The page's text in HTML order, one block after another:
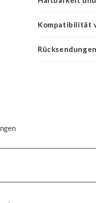
Kompatibilität